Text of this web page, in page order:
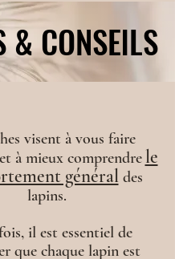
& CONSEILS
& CONSEILS
visent à vous faire
à mieux comprendrele
général des
lapins.
il est essentiel de
que chaque lapin est